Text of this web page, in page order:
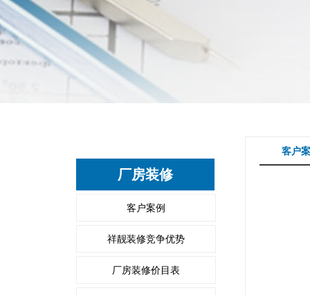
厂房装修
客户案例
祥靓装修竞争优势
厂房装修价目表
客户